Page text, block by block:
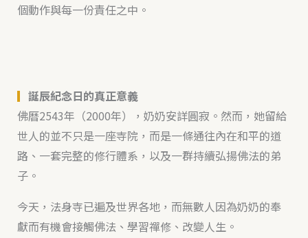
個動作與每一份責任之中。
▎ 誕辰紀念日的真正意義
佛曆2543年（2000年），奶奶安詳圓寂。然而，她留給
世人的並不只是一座寺院，而是一條通往內在和平的道
路、一套完整的修行體系，以及一群持續弘揚佛法的弟
子。
今天，法身寺已遍及世界各地，而無數人因為奶奶的奉
獻而有機會接觸佛法、學習禪修、改變人生。